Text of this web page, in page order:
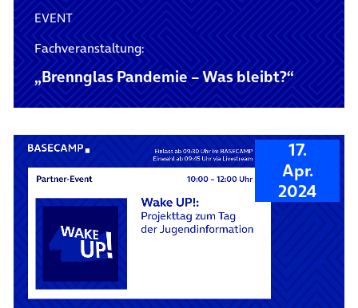
EVENT
Fachveranstaltung:
„Brennglas Pandemie – Was bleibt?“
17.
Apr.
2024